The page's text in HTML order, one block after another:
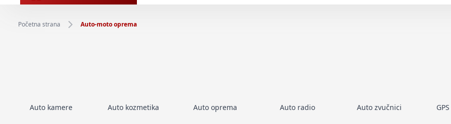
Početna strana Auto-moto oprema
Auto kamere Auto kozmetika Auto oprema Auto radio Auto zvučnici